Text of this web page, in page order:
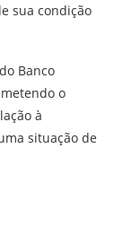
sua condição
Banco
o
à
situação de